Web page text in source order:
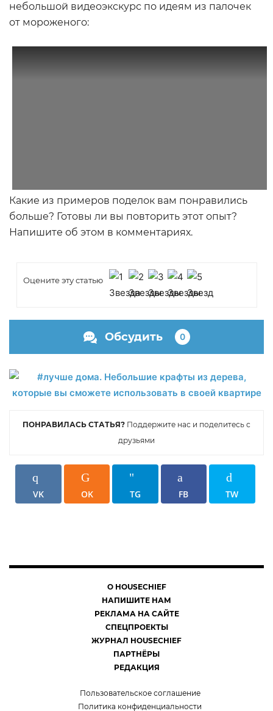
небольшой видеоэкскурс по идеям из палочек
от мороженого:
Какие из примеров поделок вам понравились
больше? Готовы ли вы повторить этот опыт?
Напишите об этом в комментариях.
Оцените эту статью
Обсудить 0
ПОНРАВИЛАСЬ СТАТЬЯ? Поддержите нас и поделитесь с
друзьями
VK OK TG FB TW
О HOUSECHIEF
НАПИШИТЕ НАМ
РЕКЛАМА НА САЙТЕ
СПЕЦПРОЕКТЫ
ЖУРНАЛ HOUSECHIEF
ПАРТНЁРЫ
РЕДАКЦИЯ
Пользовательское соглашение
Политика конфиденциальности